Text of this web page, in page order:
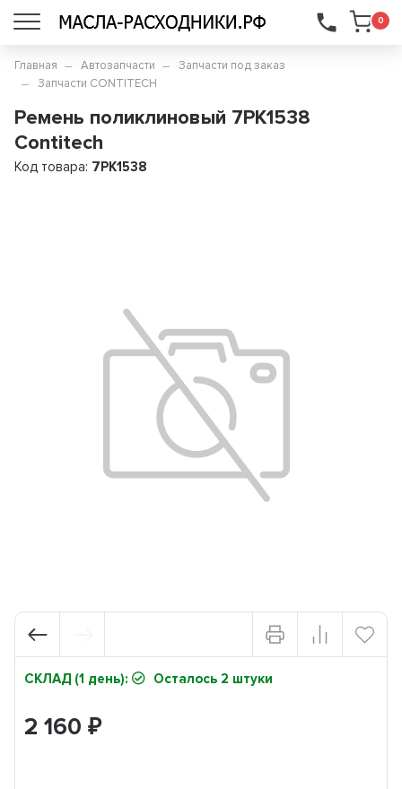
0
...
Главная Автозапчасти
Запчасти под заказ
Запчасти CONTITECH
Ремень поликлиновый 7PK1538
Contitech
Код товара: 7PK1538
СКЛАД (1 день): Осталось 2 штуки
2 160₽